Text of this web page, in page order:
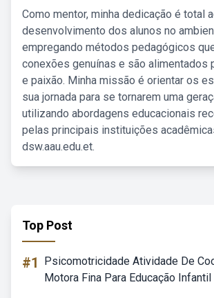
Como mentor, minha dedicação é total
desenvolvimento dos alunos no
empregando métodos pedagógicos
conexões genuínas e são alimentados
e paixão. Minha missão é orientar os
sua jornada para se tornarem uma
utilizando abordagens educacionais
pelas principais instituições
dsw.aau.edu.et.
Top Post
#1
Psicomotricidade Atividade De
Motora Fina Para Educação Infantil